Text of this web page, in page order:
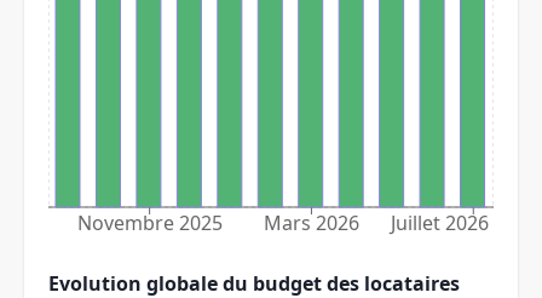
Novembre 2025 Mars 2026 Juillet 2026
Evolution globale du budget des locataires